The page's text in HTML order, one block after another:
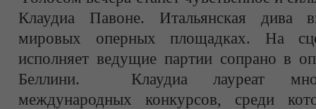
Клаудиа Павоне. Итальянская дива
мировых оперных площадках. На
исполняет ведущие партии сопрано в
Беллини. Клаудиа лауреат
международных конкурсов, среди